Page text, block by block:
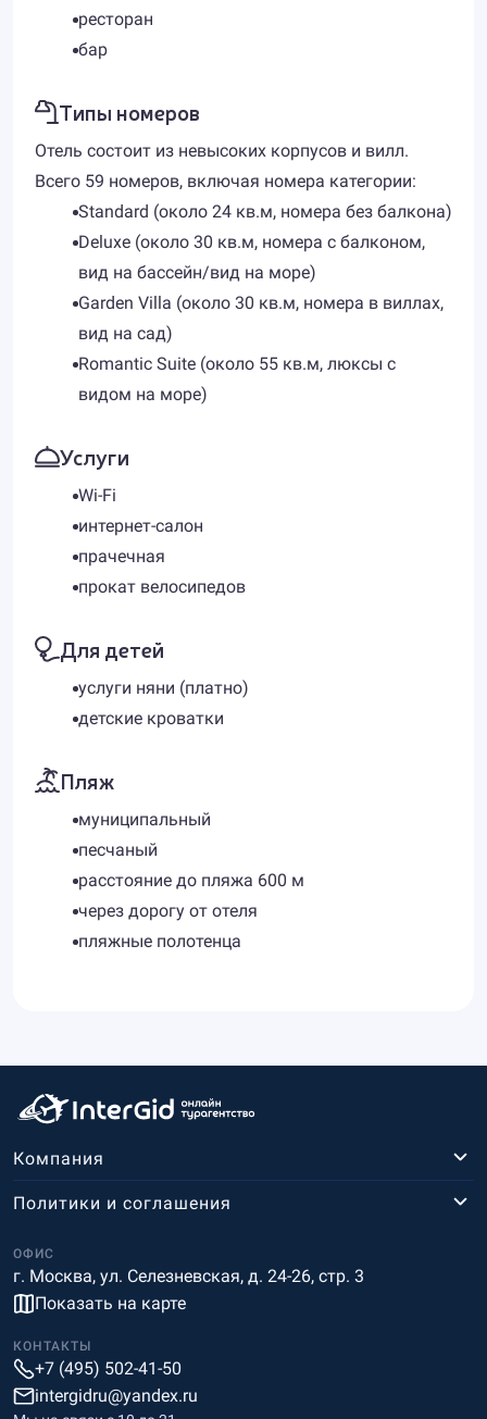
ресторан
бар
Типы номеров
Отель состоит из невысоких корпусов и вилл.
Всего 59 номеров, включая номера категории:
Standard (около 24 кв.м, номера без балкона)
Deluxe (около 30 кв.м, номера с балконом,
вид на бассейн/вид на море)
Garden Villa (около 30 кв.м, номера в виллах,
вид на сад)
Romantic Suite (около 55 кв.м, люксы с
видом на море)
Услуги
Wi-Fi
интернет-салон
прачечная
прокат велосипедов
Для детей
услуги няни (платно)
детские кроватки
Пляж
муниципальный
песчаный
расстояние до пляжа 600 м
через дорогу от отеля
пляжные полотенца
Компания
ОФИС
г. Москва, ул. Селезневская, д. 24-26, стр. 3
Показать на карте
Политики и соглашения
КОНТАКТЫ
+7 (495) 502-41-50
intergidru@yandex.ru